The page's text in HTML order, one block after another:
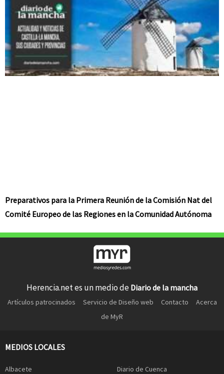
Preparativos para la Primera Reunión de la Comisión Nat del
Comité Europeo de las Regiones en la Comunidad Autónoma
Herencia.net es un medio de Diario de la mancha
Artículos patrocinados Servicio de Diseño web Contacto
Acerca
de MyR
MEDIOS LOCALES
Albacete Diario de Cuenca